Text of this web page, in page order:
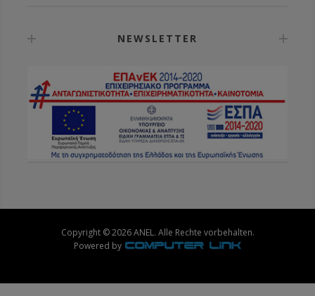
NEWSLETTER
Copyright © 2026 ANEL. Alle Rechte vorbehalten.
Powered by